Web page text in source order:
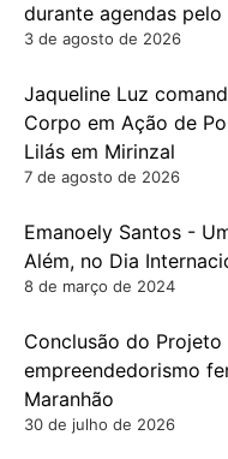
durante agendas pelo
3 de agosto de 2026
Jaqueline Luz
Corpo em Ação de
Lilás em Mirinzal
7 de agosto de 2026
Emanoely Santos -
Além, no Dia
8 de março de 2024
Conclusão do
empreendedorismo
Maranhão
30 de julho de 2026